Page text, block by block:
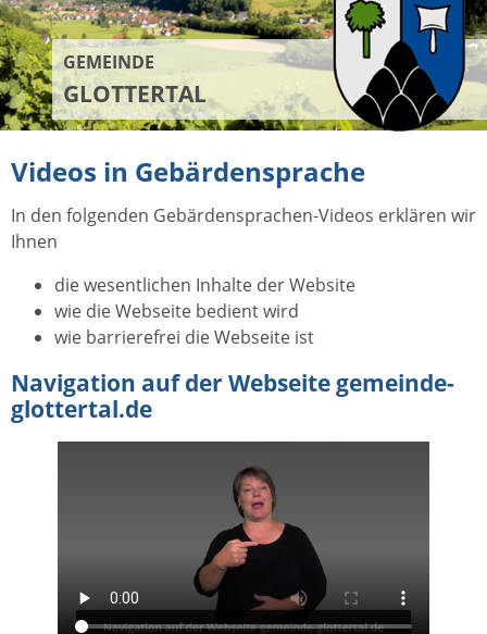
GEMEINDE
GLOTTERTAL
Videos in Gebärdensprache
In den folgenden Gebärdensprachen-Videos erklären wir
Ihnen
die wesentlichen Inhalte der Website
wie die Webseite bedient wird
wie barrierefrei die Webseite ist
Navigation auf der Webseite gemeinde-
glottertal.de